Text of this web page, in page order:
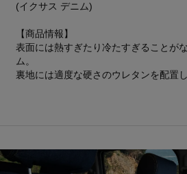
(イクサス デニム)
【商品情報】
表面には熱すぎたり冷たすぎることが
ム。
裏地には適度な硬さのウレタンを配置